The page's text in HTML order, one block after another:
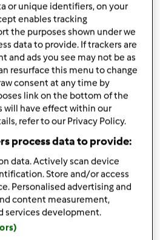
ti serviranno
TM6
le tue attività
ricetta mi interessa
or unique identifiers, on your
enables tracking
the purposes shown under we
data to provide. If trackers are
and ads you see may not be as
resurface this menu to change
consent at any time by
link on the bottom of the
will have effect within our
refer to our Privacy Policy.
process data to provide:
data. Actively scan device
Store and/or access
Personalised advertising and
content measurement,
services development.